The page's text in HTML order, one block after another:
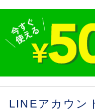
LINEアカウン